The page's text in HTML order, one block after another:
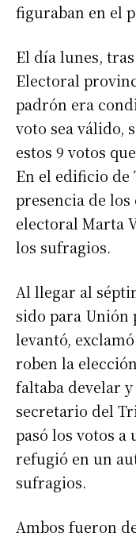
figuraban en el
El día lunes,
Electoral
padrón era
voto sea válido,
estos 9 votos
En el edificio de
presencia de
electoral Marta
los sufragios.
Al llegar al
sido para Unión
levantó,
roben la
faltaba develar
secretario del
pasó los votos a
refugió en un
sufragios.
Ambos fueron